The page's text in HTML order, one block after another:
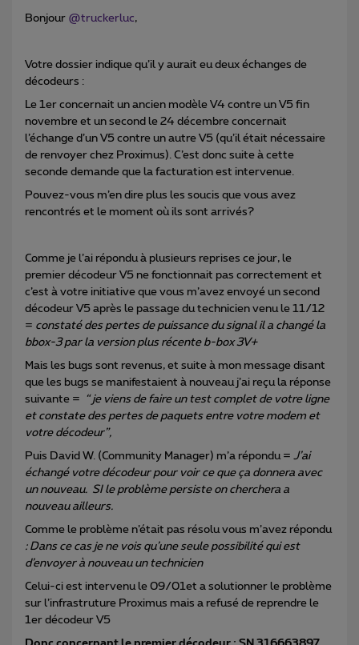
Bonjour @truckerluc,
Votre dossier indique qu’il y aurait eu deux échanges de
décodeurs :
Le 1er concernait un ancien modèle V4 contre un V5 fin
novembre et un second le 24 décembre concernait
l’échange d’un V5 contre un autre V5 (qu’il était nécessaire
de renvoyer chez Proximus). C’est donc suite à cette
seconde demande que la facturation est intervenue.
Pouvez-vous m’en dire plus les soucis que vous avez
rencontrés et le moment où ils sont arrivés?
Comme je l’ai répondu à plusieurs reprises ce jour, le
premier décodeur V5 ne fonctionnait pas correctement et
c’est à votre initiative que vous m’avez envoyé un second
décodeur V5 après le passage du technicien venu le 11/12
= constaté des pertes de puissance du signal il a changé la
bbox-3 par la version plus récente b-box 3V+
Mais les bugs sont revenus, et suite à mon message disant
que les bugs se manifestaient à nouveau j’ai reçu la réponse
suivante =
“ je viens de faire un test complet de votre ligne
et constate des pertes de paquets entre votre modem et
votre décodeur”,
Puis David W. (Community Manager) m’a répondu = J’ai
échangé votre décodeur pour voir ce que ça donnera avec
un nouveau. SI le problème persiste on cherchera a
nouveau ailleurs.
Comme le problème n’était pas résolu vous m’avez répondu
: Dans ce cas je ne vois qu’une seule possibilité qui est
d’envoyer à nouveau un technicien
Celui-ci est intervenu le 09/01et a solutionner le problème
sur l’infrastruture Proximus mais a refusé de reprendre le
1er décodeur V5